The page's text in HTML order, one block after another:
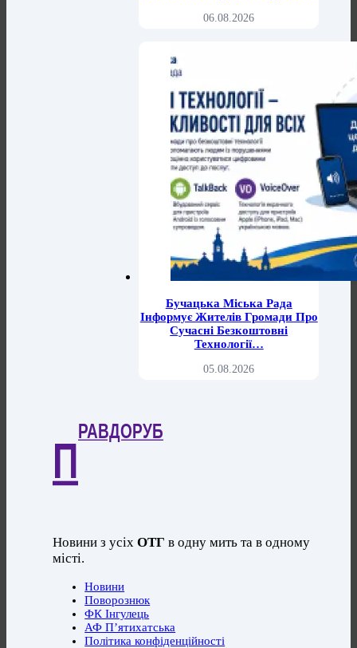
06.08.2026
Бучацька Міська Рада
Інформує Жителів Громади Про
Сучасні Безкоштовні
Технології…
05.08.2026
П
РАВДОРУБ
Новини з усіхОТГ в одну мить та в одному
місті.
Новини
Поворознюк
ФК Інгулець
АФ П’ятихатська
Політика конфіденційності